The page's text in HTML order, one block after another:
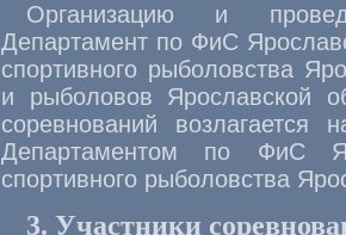
Организацию и
Департамент по ФиС
спортивного рыболовства
и рыболовов Ярославской
соревнований возлагается
Департаментом по ФиС
спортивного рыболовства
3. Участники